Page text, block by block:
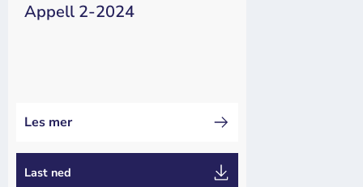
Appell 2-2024
Les mer
Last ned